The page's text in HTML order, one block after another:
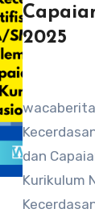
2025
dan
Kurikulum